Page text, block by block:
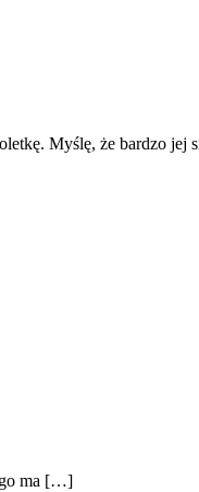
Myślę, że bardzo jej
ma […]